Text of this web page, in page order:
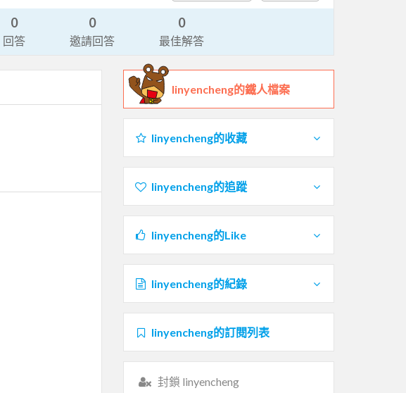
0
回答
0
邀請回答
0
最佳解答
linyencheng的鐵人檔案
linyencheng的收藏
linyencheng的追蹤
linyencheng的Like
linyencheng的紀錄
linyencheng的訂閱列表
封鎖 linyencheng